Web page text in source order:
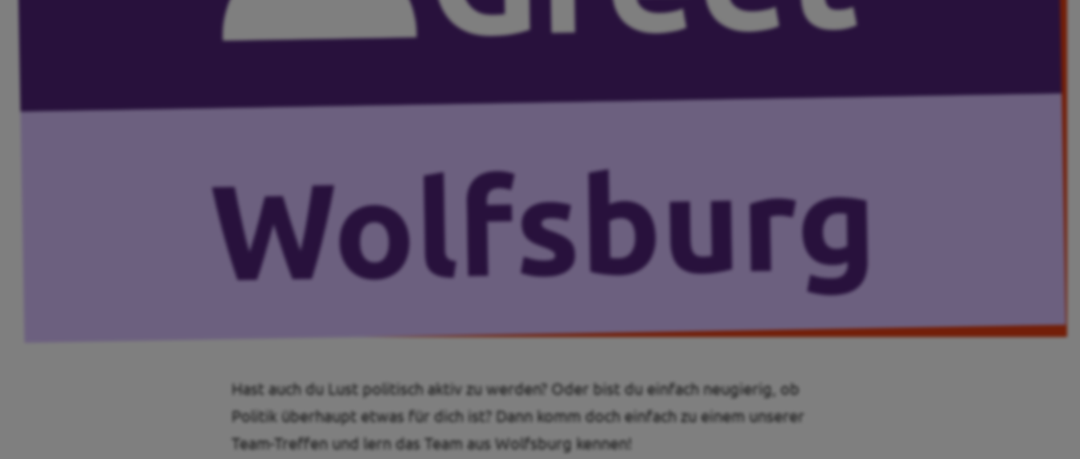
Transparenz
Hast auch du Lust politisch aktiv zu werden? Oder bist du einfach neugierig, ob
Politik überhaupt etwas für dich ist? Dann komm doch einfach zu einem unserer
Team-Treffen und lern das Team aus Wolfsburg kennen!